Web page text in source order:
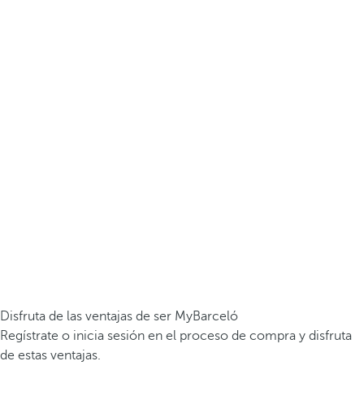
Disfruta de las ventajas de ser MyBarceló
Regístrate o inicia sesión en el proceso de compra y disfruta
de estas ventajas.